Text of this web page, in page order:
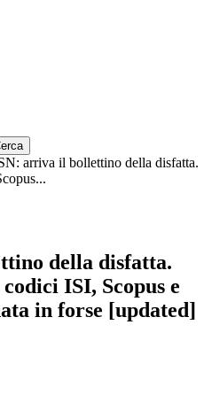
arriva il bollettino della disfatta.
della disfatta.
ISI, Scopus e
in forse [updated]